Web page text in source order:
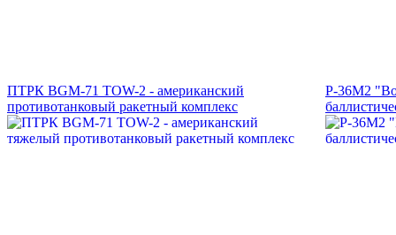
ПТРК BGM-71 ТOW-2 - американский
противотанковый ракетный комплекс
Р-36М2